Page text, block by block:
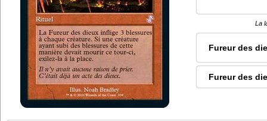
La
Fureur des
Fureur des